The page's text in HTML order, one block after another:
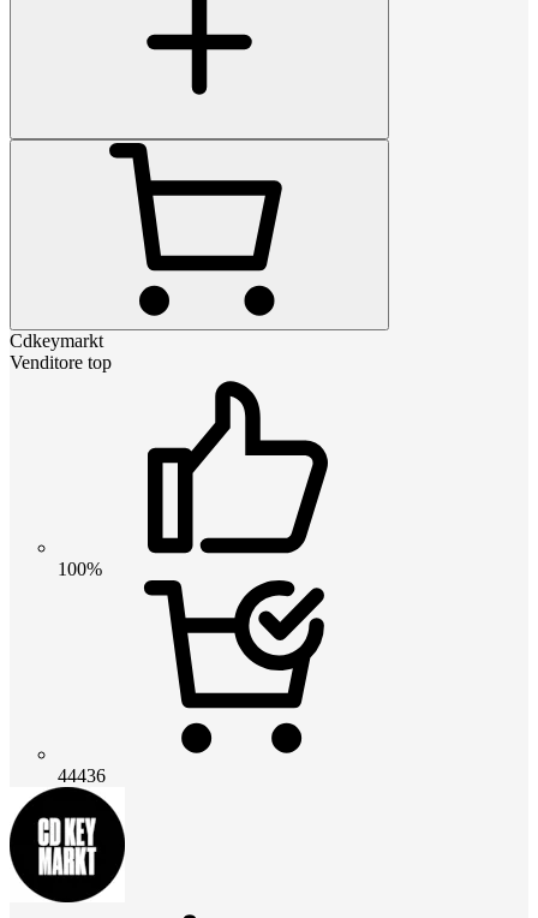
Cdkeymarkt
Venditore top
100%
44436